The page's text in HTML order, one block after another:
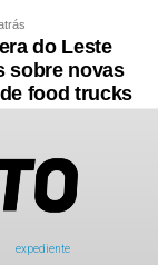
do Leste
sobre novas
food trucks
expediente